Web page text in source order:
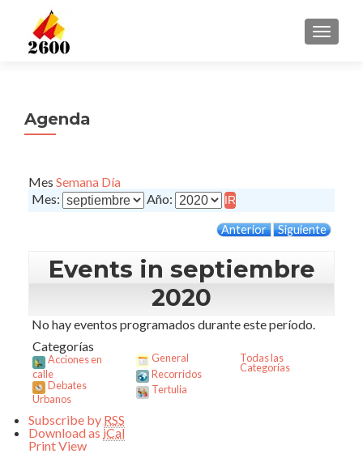
Agenda
Mes Semana Día
Mes:
Año:
Anterior Siguiente
Events in septiembre
2020
No hay eventos programados durante este período.
Categorías
Acciones en
calle
Debates
Urbanos
General
Recorridos
Tertulia
Todas las
Categorías
Subscribe by RSS
Download as iCal
PrintView